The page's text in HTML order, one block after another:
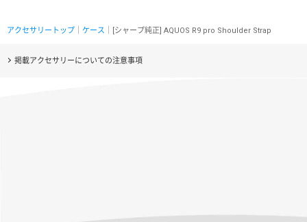
アクセサリートップ ケース ｜[シャープ純正] AQUOS R9 pro Shoulder Strap
掲載アクセサリーについての注意事項